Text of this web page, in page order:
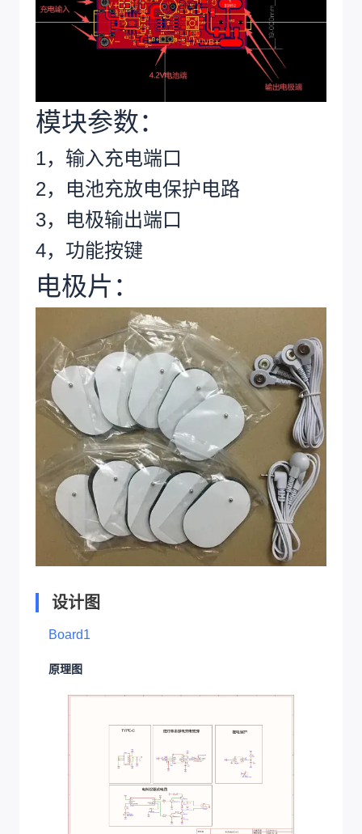
模块参数：
1，输入充电端口
2，电池充放电保护电路
3，电极输出端口
4，功能按键
电极片：
设计图
Board1
原理图